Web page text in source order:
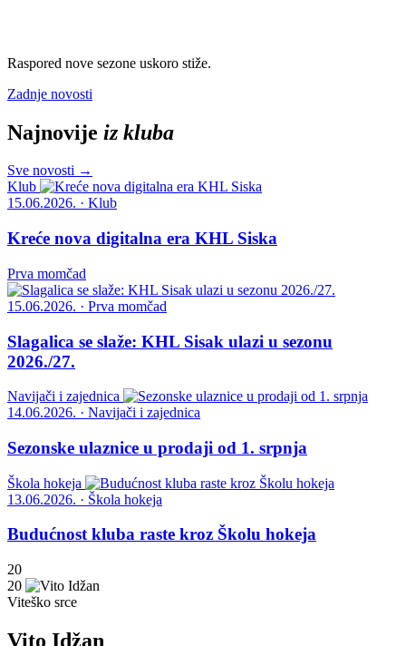
Raspored nove sezone uskoro stiže.
Zadnje novosti
Najnovije iz kluba
Sve novosti →
Klub
15.06.2026. · Klub
Kreće nova digitalna era KHL Siska
Prva momčad
15.06.2026. · Prva momčad
Slagalica se slaže: KHL Sisak ulazi u sezonu
2026./27.
Navijači i zajednica
14.06.2026. · Navijači i zajednica
Sezonske ulaznice u prodaji od 1. srpnja
Škola hokeja
13.06.2026. · Škola hokeja
Budućnost kluba raste kroz Školu hokeja
20
20
Viteško srce
Vito Idžan